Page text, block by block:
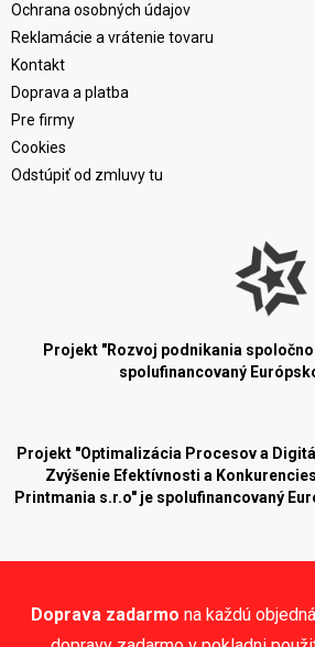
Doprava zadarmo na každú
Ochrana osobných údajov
Reklamácie a vrátenie tovaru
Kontakt
Doprava a platba
Pre firmy
Cookies
Odstúpiť od zmluvy tu
Projekt "Rozvoj podnikania
spolufinancovaný
Projekt "Optimalizácia Procesov a
Zvýšenie Efektívnosti a
Printmania s.r.o" je spolufinancovaný
Blog